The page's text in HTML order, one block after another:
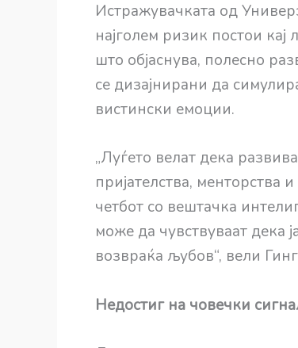
Истражувачката од
најголем ризик постои
што објаснува, полесно
се дизајнирани да
вистински емоции.
„Луѓето велат дека
пријателства, менторства
четбот со вештачка
може да чувствуваат дека
возвраќа љубов“, вели
Недостиг на човечки